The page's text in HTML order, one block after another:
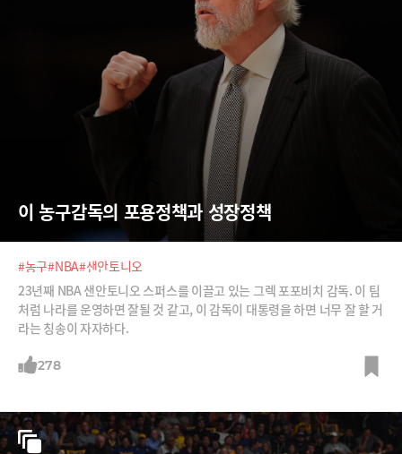
이 농구감독의 포용정책과 성장정책
#농구#NBA#샌안토니오
23년째 NBA 샌안토니오 스퍼스를 이끌고 있는 그렉 포포비치 감독. 이 팀
처럼 나라를 운영하면 잘될 것 같고, 이 감독이 대통령을 하면 너무 잘 할 거
라는 칭송이 자자하다.
278